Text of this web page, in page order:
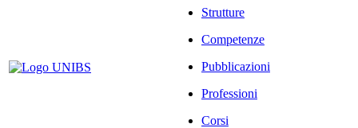
Strutture
Competenze
Pubblicazioni
Professioni
Corsi